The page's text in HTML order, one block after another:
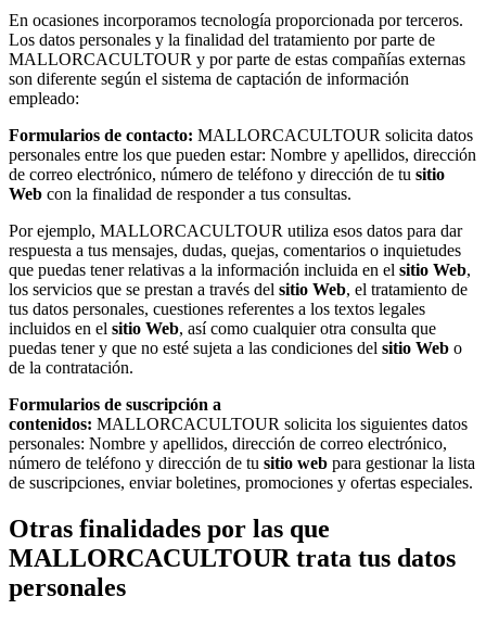
En ocasiones incorporamos tecnología proporcionada por terceros.
Los datos personales y la finalidad del tratamiento por parte de
MALLORCACULTOUR y por parte de estas compañías externas
son diferente según el sistema de captación de información
empleado:
Formularios de contacto: MALLORCACULTOUR solicita datos
personales entre los que pueden estar: Nombre y apellidos, dirección
de correo electrónico, número de teléfono y dirección de tu sitio
Web con la finalidad de responder a tus consultas.
Por ejemplo, MALLORCACULTOUR utiliza esos datos para dar
respuesta a tus mensajes, dudas, quejas, comentarios o inquietudes
que puedas tener relativas a la información incluida en el sitio Web,
los servicios que se prestan a través del sitio Web, el tratamiento de
tus datos personales, cuestiones referentes a los textos legales
incluidos en el sitio Web, así como cualquier otra consulta que
puedas tener y que no esté sujeta a las condiciones del sitio Web o
de la contratación.
Formularios de suscripción a
contenidos: MALLORCACULTOUR solicita los siguientes datos
personales: Nombre y apellidos, dirección de correo electrónico,
número de teléfono y dirección de tu sitio web para gestionar la lista
de suscripciones, enviar boletines, promociones y ofertas especiales.
Otras finalidades por las que
MALLORCACULTOUR trata tus datos
personales